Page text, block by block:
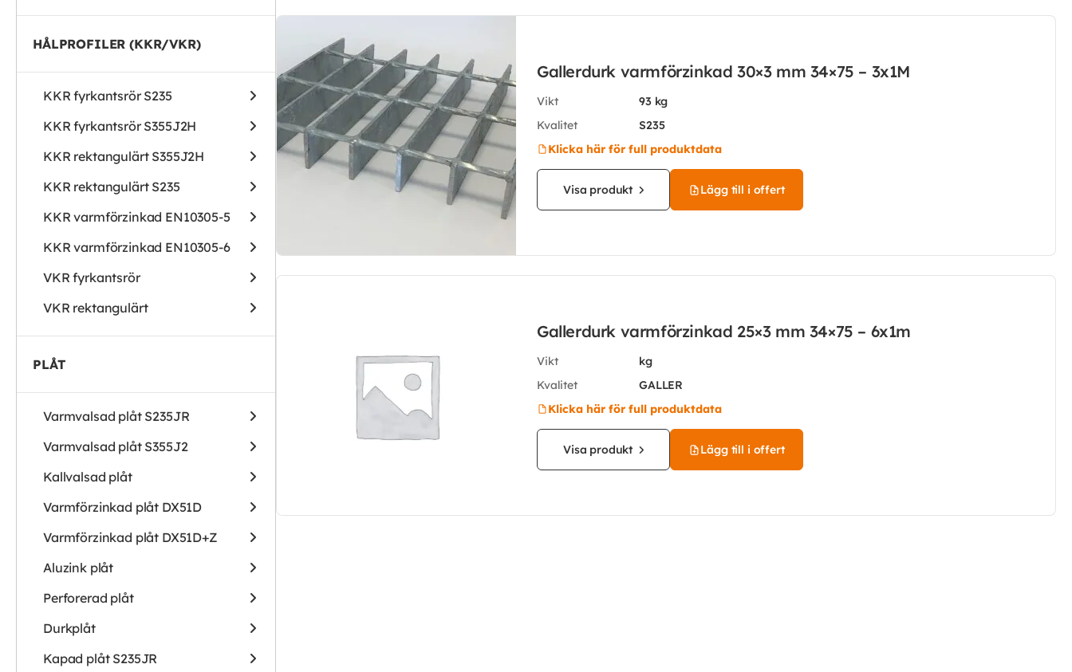
HÅLPROFILER (KKR/VKR)
KKR fyrkantsrör S235
KKR fyrkantsrör S355J2H
KKR rektangulärt S355J2H
KKR rektangulärt S235
KKR varmförzinkad EN10305-5
KKR varmförzinkad EN10305-6
VKR fyrkantsrör
VKR rektangulärt
PLÅT
Varmvalsad plåt S235JR
Varmvalsad plåt S355J2
Kallvalsad plåt
Varmförzinkad plåt DX51D
Varmförzinkad plåt DX51D+Z
Aluzink plåt
Perforerad plåt
Durkplåt
Kapad plåt S235JR
Gallerdurk varmförzinkad 30×3 mm 34×75 – 3x1M
Vikt
93 kg
Kvalitet
S235
Klicka här för full produktdata
Visa produkt Lägg till i offert
Gallerdurk varmförzinkad 25×3 mm 34×75 – 6x1m
Vikt
kg
Kvalitet
GALLER
Klicka här för full produktdata
Visa produkt Lägg till i offert